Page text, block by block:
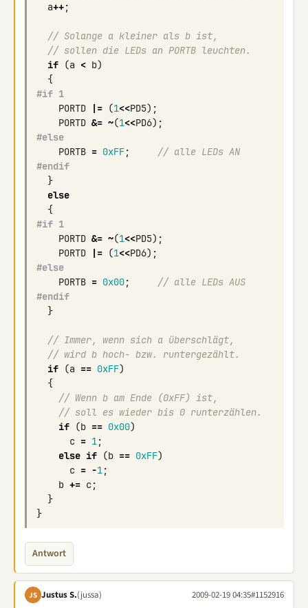
a++;
// Solange a kleiner als b ist,
// sollen die LEDs an PORTB leuchten.
if (a < b)
{
#if 1
PORTD
|= (1<<PD5);
PORTD &= ~(1<<PD6);
#else
PORTB = 0xFF;
// alle LEDs AN
#endif
}
else
{
#if 1
PORTD &= ~(1<<PD5);
PORTD
|= (1<<PD6);
#else
PORTB = 0x00;
// alle LEDs AUS
#endif
}
// Immer, wenn sich a überschlägt,
// wird b hoch- bzw. runtergezählt.
if (a == 0xFF)
{
// Wenn b am Ende (0xFF) ist,
// soll es wieder bis 0 runterzählen.
if (b == 0x00)
c = 1;
else if (b == 0xFF)
c = -1;
b += c;
}
}
Antwort
JS Justus S.(jussa) 2009-02-19 04:35#1152916